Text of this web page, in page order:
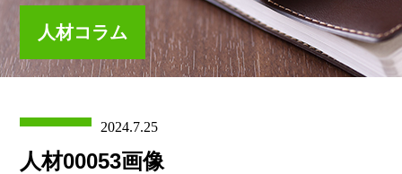
人材コラム
2024.7.25
人材00053画像